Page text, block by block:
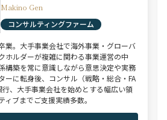
Makino Gen
コンサルティングファーム
業。大手事業会社で海外事業・グローバ
ホルダーが複雑に関わる事業運営の中
構築を常に意識しながら意思決定や実務
ーに転身後、コンサル（戦略・総合・FA
、大手事業会社を始めとする幅広い領
ブまでご支援実績多数。